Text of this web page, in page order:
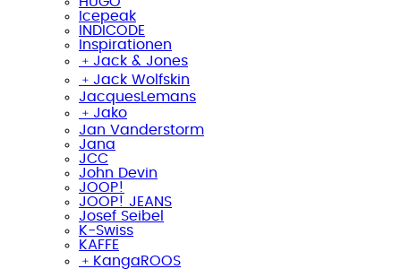
Icepeak
INDICODE
Inspirationen
﹢ Jack & Jones
﹢ Jack Wolfskin
JacquesLemans
﹢ Jako
Jan Vanderstorm
Jana
JCC
John Devin
JOOP!
JOOP! JEANS
Josef Seibel
K-Swiss
KAFFE
﹢ KangaROOS